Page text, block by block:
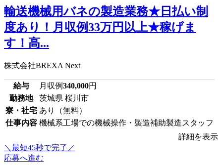
輸送機械用バネの製造業務★日払い制
度あり！月収例33万円以上★稼げま
す！高...
株式会社BREXA Next
給与 月収例340,000円
勤務地
茨城県 桜川市
寮・社宅 あり（無料）
仕事内容 機械系工場での機械操作・製造補助製造スタッフ
詳細を表示
＼最短45秒で完了／
応募へ進む